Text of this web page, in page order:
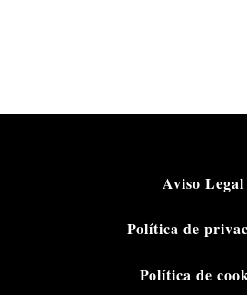
Aviso Legal
Política de
Política de